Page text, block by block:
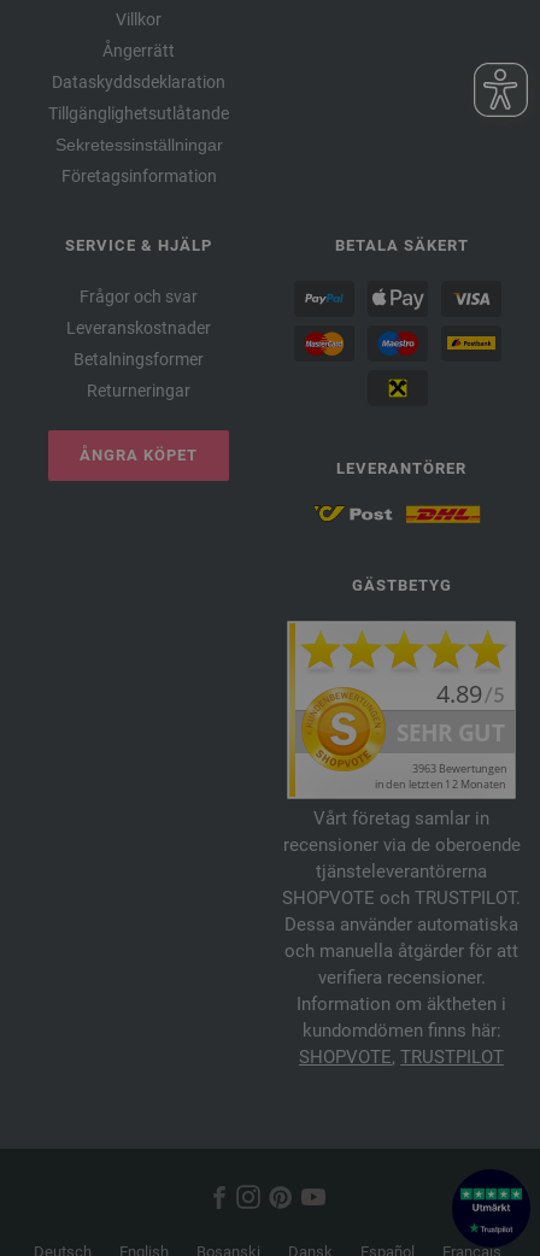
Villkor
Ångerrätt
Dataskyddsdeklaration
Tillgänglighetsutlåtande
Sekretessinställningar
Företagsinformation
SERVICE & HJÄLP
Frågor och svar
Leveranskostnader
Betalningsformer
Returneringar
ÅNGRA KÖPET
BETALA SÄKERT
LEVERANTÖRER
GÄSTBETYG
Vårt företag samlar in
recensioner via de oberoende
tjänsteleverantörerna
SHOPVOTE och TRUSTPILOT.
Dessa använder automatiska
och manuella åtgärder för att
verifiera recensioner.
Information om äktheten i
kundomdömen finns här:
SHOPVOTE, TRUSTPILOT
Deutsch English Bosanski Dansk Español Français